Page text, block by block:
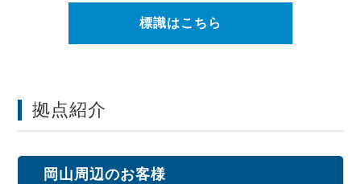
標識はこちら
拠点紹介
岡山周辺のお客様